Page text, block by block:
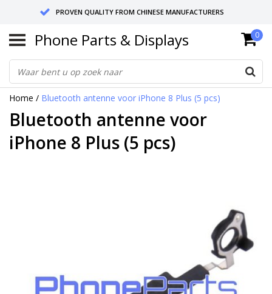
PROVEN QUALITY FROM CHINESE MANUFACTURERS
SEND RETURNS TO GERMANY OR NETHERLANDS
10 DAY SHIPPING
Phone Parts & Displays 0
Home / Bluetooth antenne voor iPhone 8 Plus (5 pcs)
Bluetooth antenne voor
iPhone 8 Plus (5 pcs)